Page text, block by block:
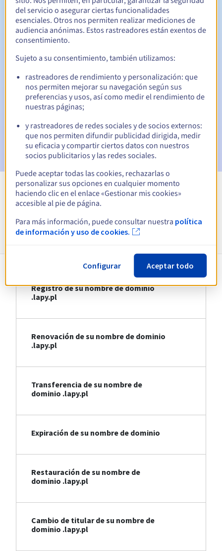
Período de redención
Notificaciones automáticas:
Emails de aviso:60, 30, 15, 7 y 3 días antes de la fecha de
vencimiento
Email el día del vencimiento
del nombre de dominio
Email tras el Redemption Grace Periodpara notificar la
eliminación del nombre de dominio
Ver todas las extensiones
Información sobre .lapy.pl
Registro de su nombre de dominio
.lapy.pl
Renovación de su nombre de dominio
.lapy.pl
Transferencia de su nombre de
dominio .lapy.pl
Expiración de su nombre de dominio
Restauración de su nombre de
dominio .lapy.pl
Cambio de titular de su nombre de
dominio .lapy.pl
del servicio o asegurar ciertas funcionalidades
esenciales. Otros nos permiten realizar mediciones de
audiencia anónimas. Estos rastreadores están exentos de
consentimiento.
Sujeto a su consentimiento, también utilizamos:
rastreadores de rendimiento y personalización: que
nos permiten mejorar su navegación según sus
preferencias y usos, así como medir el rendimiento de
nuestras páginas;
y rastreadores de redes sociales y de socios externos:
que nos permiten difundir publicidad dirigida, medir
su eficacia y compartir ciertos datos con nuestros
socios publicitarios y las redes sociales.
Puede aceptar todas las cookies, rechazarlas o
personalizar sus opciones en cualquier momento
haciendo clic en el enlace «Gestionar mis cookies»
accesible al pie de página.
Para más información, puede consultar nuestra política
de información y uso de cookies.
Configurar Aceptar todo